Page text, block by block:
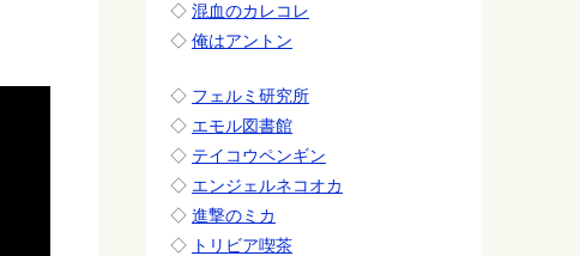
◇ 混血のカレコレ
◇ 俺はアントン
◇ フェルミ研究所
◇ エモル図書館
◇ テイコウペンギン
◇ エンジェルネコオカ
◇ 進撃のミカ
◇ トリビア喫茶